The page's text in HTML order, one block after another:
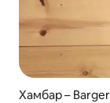
Хамбар –